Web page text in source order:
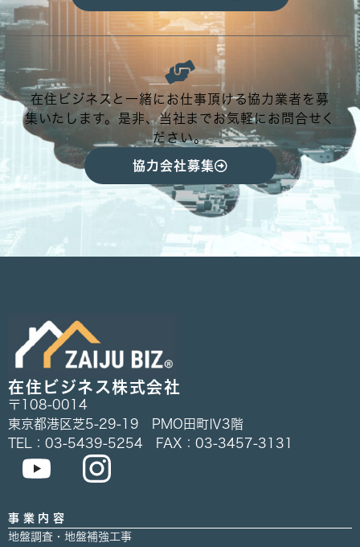
在住ビジネスと一緒にお仕事頂ける協力業者を募
集いたします。是非、当社までお気軽にお問合せく
ださい。
協力会社募集
在住ビジネス株式会社
〒108-0014
東京都港区芝5-29-19 PMO田町Ⅳ3階
TEL：03-5439-5254 FAX：03-3457-3131
事業内容
地盤調査・地盤補強工事